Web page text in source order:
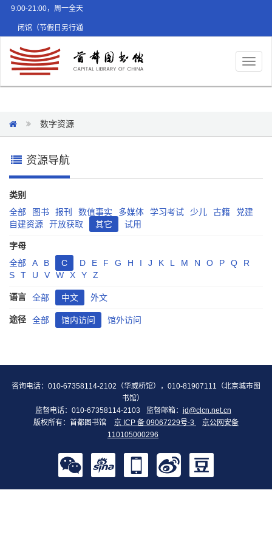
9:00-21:00，周一全天
闭馆（节假日另行通
数字资源
资源导航
类别
全部
图书 报刊 数值事实 多媒体 学习考试 少儿 古籍
党建
自建资源
开放获取 其它 试用
字母
全部
A B C D E F G H I J K L M N O P Q
R
S
T U V W X Y Z
语言 全部 中文 外文
途径 全部 馆内访问 馆外访问
咨询电话：010-67358114-2102（华威桥馆），010-81907111（北京城市图
书馆）
监督电话：010-67358114-2103
监督邮箱： jd@clcn.net.cn
版权所有：首都图书馆
京 ICP 备 09067229号-3
京公网安备
110105000296